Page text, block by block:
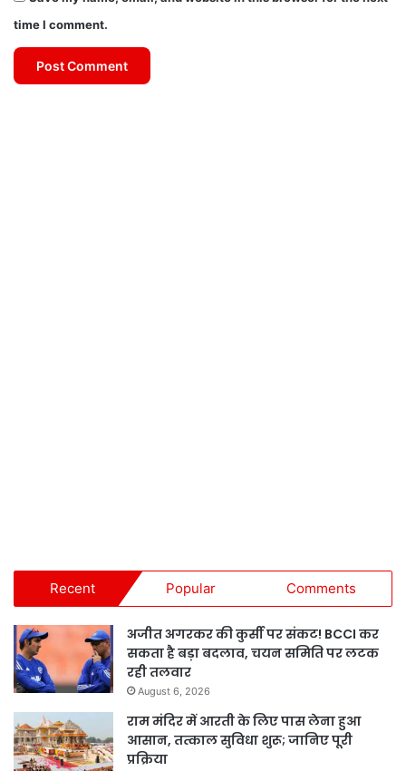
time I comment.
Recent Popular Comments
अजीत अगरकर की कुर्सी पर संकट! BCCI कर
सकता है बड़ा बदलाव, चयन समिति पर लटक
रही तलवार
August 6, 2026
राम मंदिर में आरती के लिए पास लेना हुआ
आसान, तत्काल सुविधा शुरू; जानिए पूरी
प्रक्रिया